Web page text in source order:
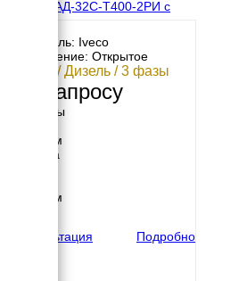
IVECO АД-32С-Т400-2РИ с
Двигатель: Iveco
Исполнение: Открытое
32 кВт / Дизель / 3 фазы
По запросу
Размеры
1700 мм
Ширина
1300 мм
Консультация
Подробно